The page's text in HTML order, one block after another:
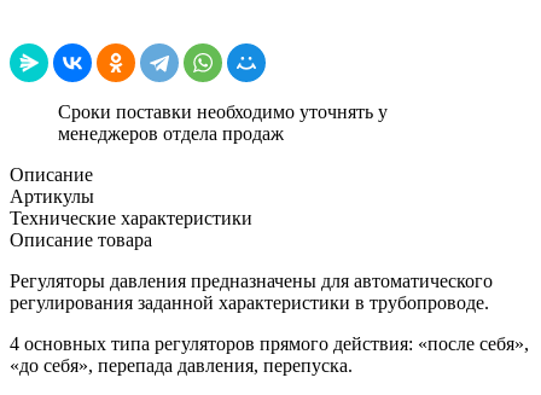
Сроки поставки необходимо уточнять у
менеджеров отдела продаж
Описание
Артикулы
Технические характеристики
Описание товара
Регуляторы давления предназначены для автоматического
регулирования заданной характеристики в трубопроводе.
4 основных типа регуляторов прямого действия: «после себя»,
«до себя», перепада давления, перепуска.